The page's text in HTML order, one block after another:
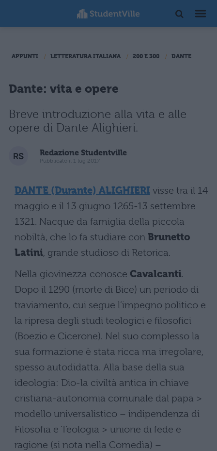
APPUNTI LETTERATURA ITALIANA 200 E 300 DANTE
Dante: vita e opere
Breve introduzione alla vita e alle
opere di Dante Alighieri.
Redazione Studentville
Pubblicato il 1 lug 2017
DANTE (Durante) ALIGHIERI visse tra il 14
maggio e il 13 giugno 1265-13 settembre
1321. Nacque da famiglia della piccola
nobiltà, che lo fa studiare con Brunetto
Latini, grande studioso di Retorica.
Nella giovinezza conosce Cavalcanti.
Dopo il 1290 (morte di Bice) un periodo di
traviamento, cui segue l’impegno politico e
la ripresa degli studi teologici e filosofici
(Boezio e Cicerone). Nel suo complesso la
sua formazione è stata ricca ma irregolare,
spesso autodidatta. Alla base della sua
ideologia: Dio-la civiltà antica in chiave
cristiana-autonomia comunale dal papa >
modello universalistico – indipendenza di
Filosofia e Teologia > unione di fede e
ragione (si nota nella Comedìa) –